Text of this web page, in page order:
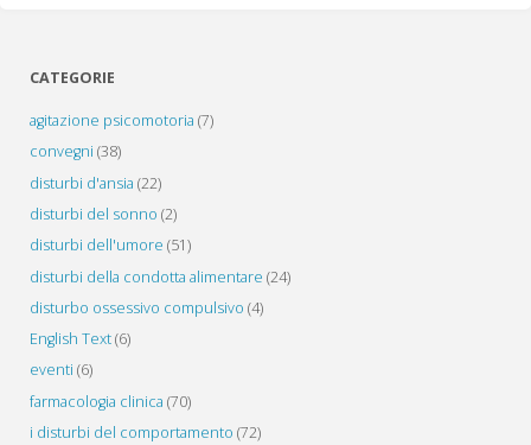
CATEGORIE
agitazione psicomotoria (7)
convegni (38)
disturbi d'ansia (22)
disturbi del sonno (2)
disturbi dell'umore (51)
disturbi della condotta alimentare (24)
disturbo ossessivo compulsivo (4)
English Text(6)
eventi (6)
farmacologia clinica (70)
i disturbi del comportamento (72)